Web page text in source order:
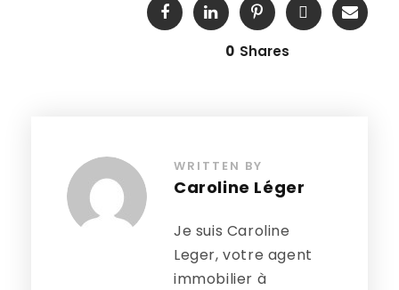
0 Shares
WRITTEN BY
Caroline Léger
Je suis Caroline
Leger, votre agent
immobilier à